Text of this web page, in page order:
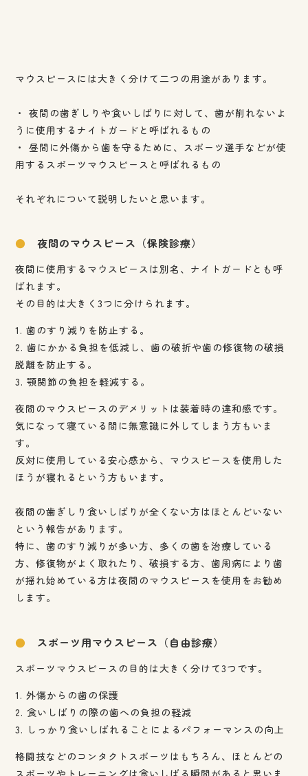
マウスピースには大きく分けて二つの用途があります。
・ 夜間の歯ぎしりや食いしばりに対して、歯が削れないよ
うに使用するナイトガードと呼ばれるもの
・ 昼間に外傷から歯を守るために、スポーツ選手などが使
用するスポーツマウスピースと呼ばれるもの
それぞれについて説明したいと思います。
● 夜間のマウスピース（保険診療）
夜間に使用するマウスピースは別名、ナイトガードとも呼
ばれます。
その目的は大きく3つに分けられます。
1. 歯のすり減りを防止する。
2. 歯にかかる負担を低減し、歯の破折や歯の修復物の破損
脱離を防止する。
3. 顎関節の負担を軽減する。
夜間のマウスピースのデメリットは装着時の違和感です。
気になって寝ている間に無意識に外してしまう方もいま
す。
反対に使用している安心感から、マウスピースを使用した
ほうが寝れるという方もいます。
夜間の歯ぎしり食いしばりが全くない方はほとんどいない
という報告があります。
特に、歯のすり減りが多い方、多くの歯を治療している
方、修復物がよく取れたり、破損する方、歯周病により歯
が揺れ始めている方は夜間のマウスピースを使用をお勧め
します。
● スポーツ用マウスピース（自由診療）
スポーツマウスピースの目的は大きく分けて3つです。
1. 外傷からの歯の保護
2. 食いしばりの際の歯への負担の軽減
3. しっかり食いしばれることによるパフォーマンスの向上
格闘技などのコンタクトスポーツはもちろん、ほとんどの
スポーツやトレーニングは食いしばる瞬間があると思いま